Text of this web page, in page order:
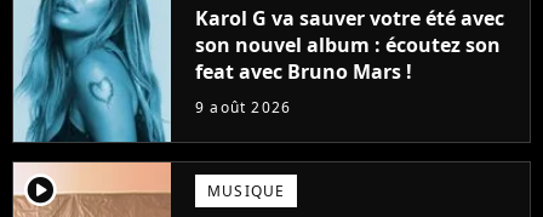
Karol G va sauver votre été avec
son nouvel album : écoutez son
feat avec Bruno Mars !
9 août 2026
player2 MUSIQUE